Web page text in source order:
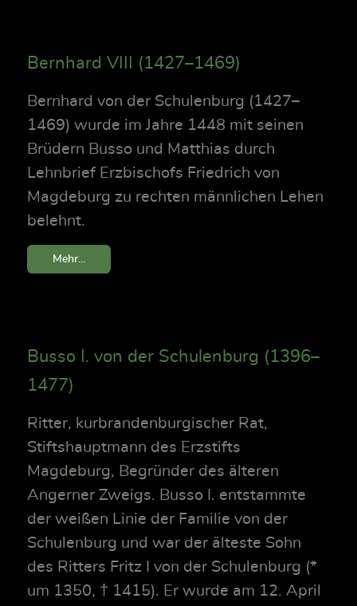
Bernhard VIII (1427–1469)
Bernhard von der Schulenburg (1427–
1469) wurde im Jahre 1448 mit seinen
Brüdern Busso und Matthias durch
Lehnbrief Erzbischofs Friedrich von
Magdeburg zu rechten männlichen Lehen
belehnt.
Mehr...
Busso I. von der Schulenburg (1396–
1477)
Ritter, kurbrandenburgischer Rat,
Stiftshauptmann des Erzstifts
Magdeburg, Begründer des älteren
Angerner Zweigs. Busso I. entstammte
der weißen Linie der Familie von der
Schulenburg und war der älteste Sohn
des Ritters Fritz I von der Schulenburg (*
um 1350, † 1415). Er wurde am 12. April